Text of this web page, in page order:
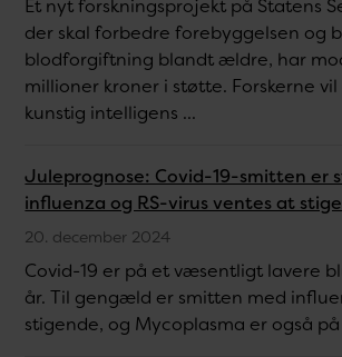
Et nyt forskningsprojekt på Statens
der skal forbedre forebyggelsen og
blodforgiftning blandt ældre, har
millioner kroner i støtte. Forskerne
kunstig intelligens ...
Juleprognose: Covid-19-smitten er
influenza og RS-virus ventes at stige
20. december 2024
Covid-19 er på et væsentligt lavere
år. Til gengæld er smitten med
stigende, og Mycoplasma er også på